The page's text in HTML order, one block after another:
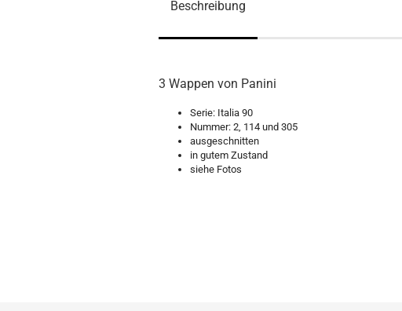
Beschreibung
3 Wappen von Panini
Serie: Italia 90
Nummer: 2, 114 und 305
ausgeschnitten
in gutem Zustand
siehe Fotos